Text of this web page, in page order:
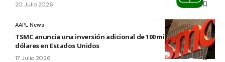
20 Julio 2026
AAPL News
TSMC anuncia una inversión adicional de 100 mil millones de
dólares en Estados Unidos
17 Julio 2026